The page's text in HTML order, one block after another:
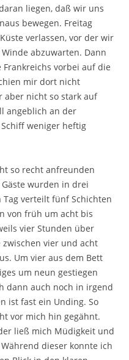
liegen, daß wir uns
bewegen. Freitag
verlassen, vor der wir
abzuwarten. Dann
vorbei auf die
mir dort nicht
aber nicht so stark auf
angeblich an der
weniger heftig
so recht anfreunden
wurden in drei
verteilt fünf Schichten
von früh um acht bis
vier Stunden über
zwischen vier und acht
Um vier aus dem Bett
um neun gestiegen
dann auch noch in irgend
ist fast ein Unding. So
vor mich hin gegähnt.
ließ mich Müdigkeit und
dieser konnte ich